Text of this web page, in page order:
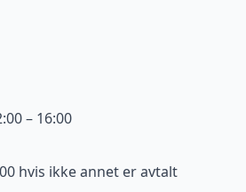
– 16:00
hvis ikke annet er avtalt